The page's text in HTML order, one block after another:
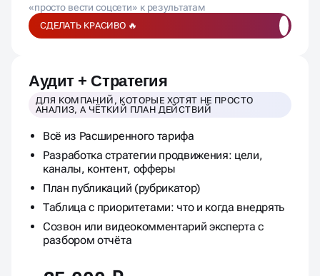
«просто вести соцсети» к результатам
СДЕЛАТЬ КРАСИВО 🔥
Аудит + Стратегия
ДЛЯ КОМПАНИЙ, КОТОРЫЕ ХОТЯТ НЕ ПРОСТО
АНАЛИЗ, А ЧЁТКИЙ ПЛАН ДЕЙСТВИЙ
Всё из Расширенного тарифа
Разработка стратегии продвижения: цели,
каналы, контент, офферы
План публикаций (рубрикатор)
Таблица с приоритетами: что и когда внедрять
Созвон или видеокомментарий эксперта с
разбором отчёта